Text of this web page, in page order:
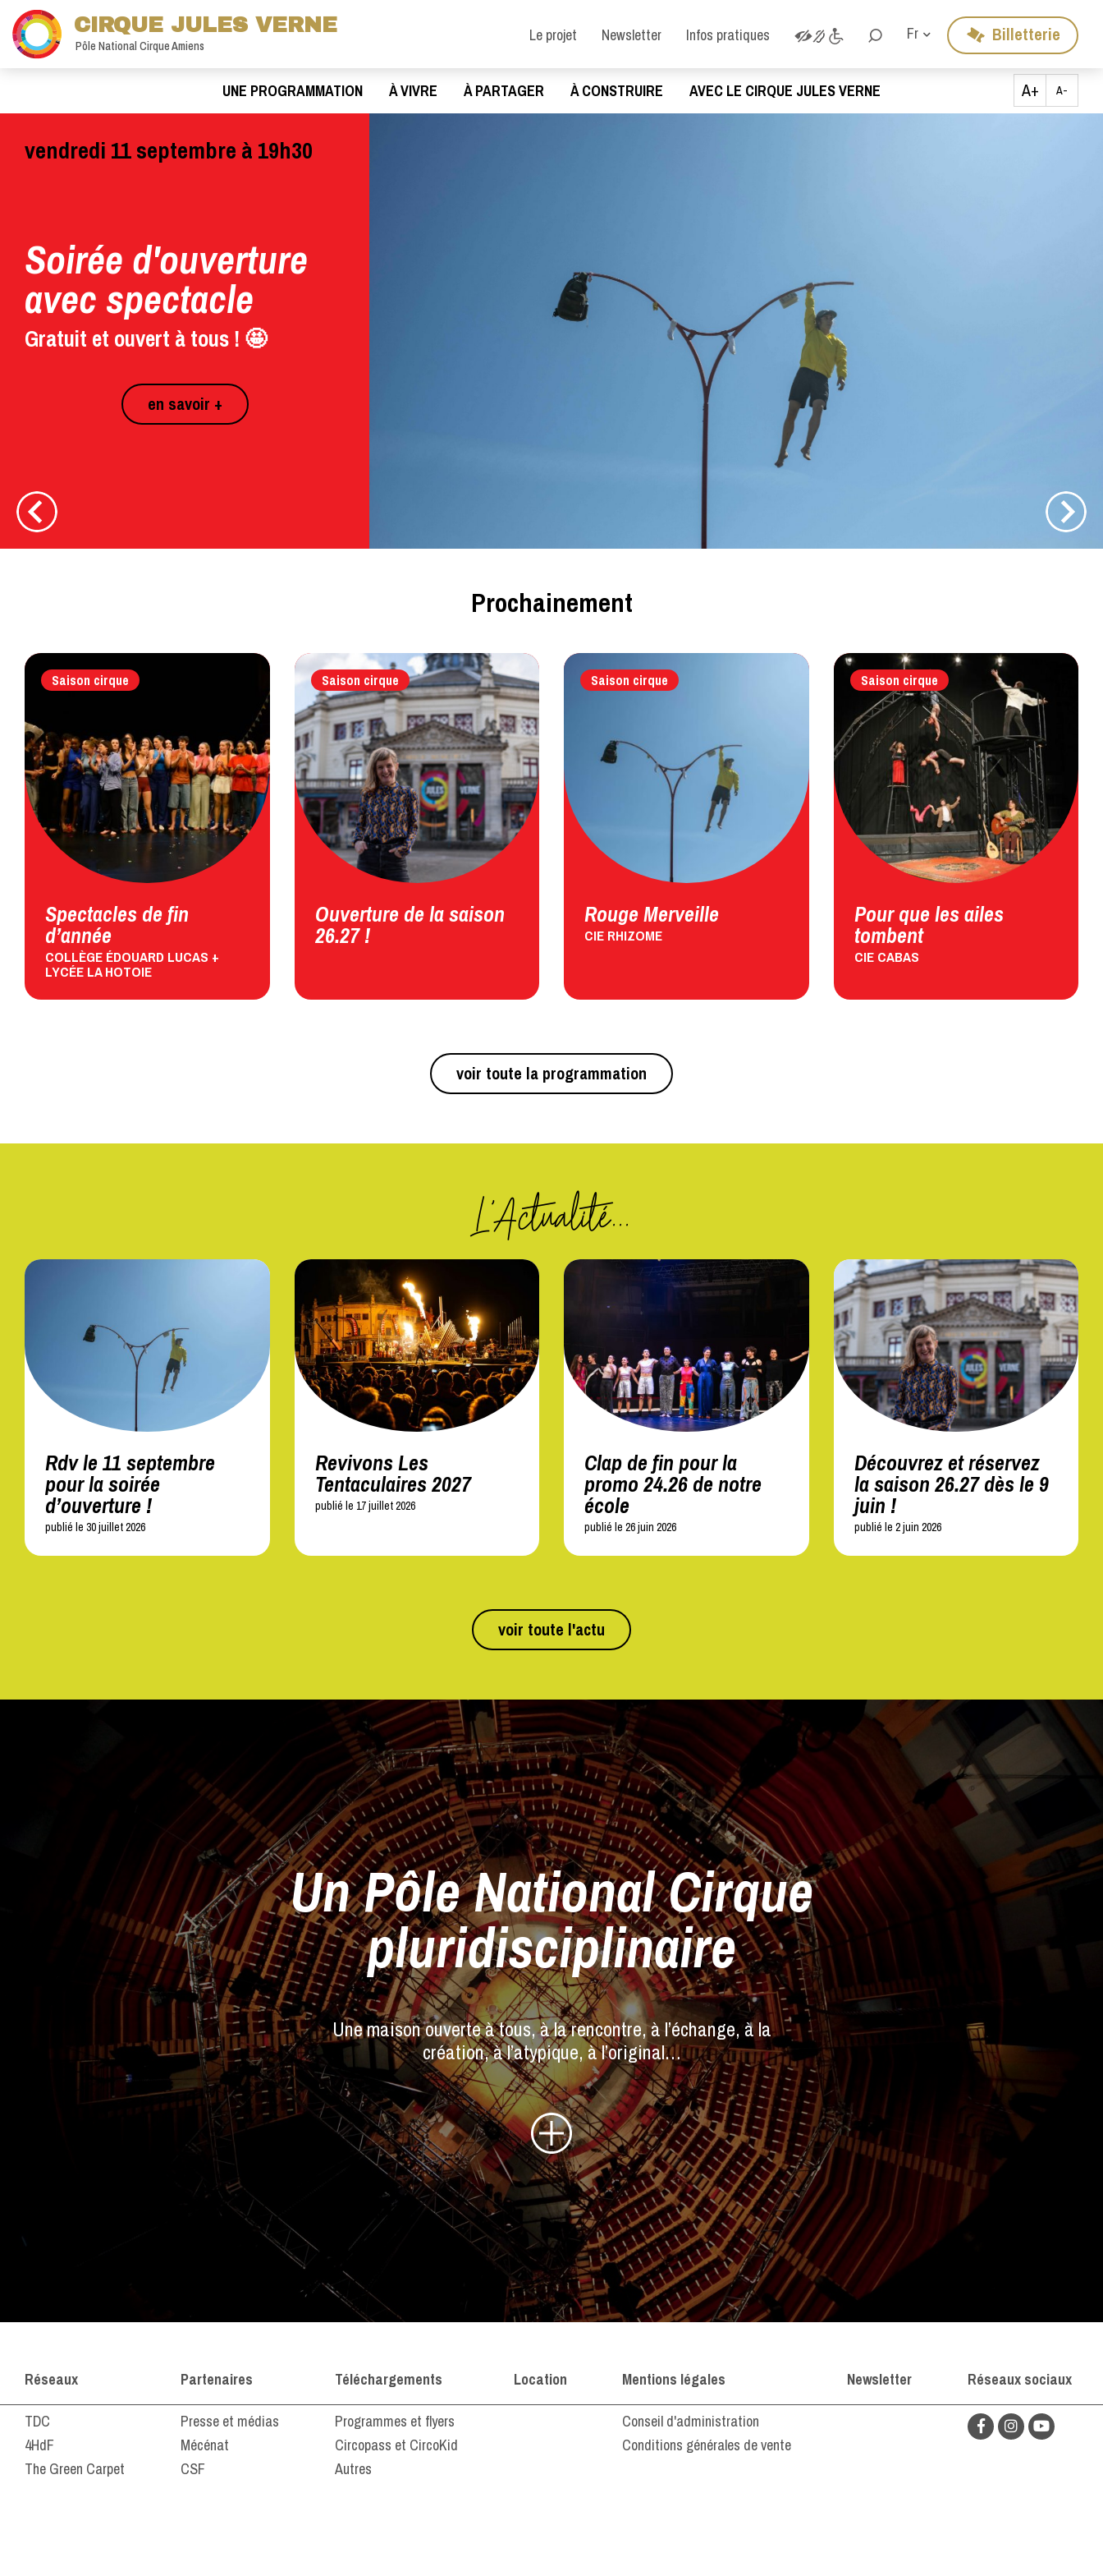
CIRQUE JULES VERNE
Pôle National Cirque Amiens
Le projet Newsletter Infos pratiques Fr Billetterie
UNE PROGRAMMATION À VIVRE À PARTAGER À CONSTRUIRE AVEC LE CIRQUE JULES VERNE A+ A-
réservez la saison
26.27 en ligne !
Réouverture de la billetterie au
Prochainement
Saison cirque
Spectacles de fin
d’année
COLLÈGE ÉDOUARD LUCAS +
LYCÉE LA HOTOIE
Saison cirque
Ouverture de la saison
26.27 !
Saison cirque
Rouge Merveille
CIE RHIZOME
Saison cirque
Pour que les ailes
tombent
CIE CABAS
voir toute la programmation
L'Actualité...
Rdv le 11 septembre
pour la soirée
d’ouverture !
publié le 30 juillet 2026
Revivons Les
Tentaculaires 2027
publié le 17 juillet 2026
Clap de fin pour la
promo 24.26 de notre
école
publié le 26 juin 2026
Découvrez et réservez
la saison 26.27 dès le 9
juin !
publié le 2 juin 2026
voir toute l'actu
Un Pôle National Cirque
pluridisciplinaire
Une maison ouverte à tous, à la rencontre, à l’échange, à la
création, à l’atypique, à l’original…
Réseaux
TDC
4HdF
The Green Carpet
Partenaires
Presse et médias
Mécénat
CSF
Téléchargements
Programmes et flyers
Circopass et CircoKid
Autres
Location Mentions légales
Conseil d'administration
Conditions générales de vente
Newsletter Réseaux sociaux